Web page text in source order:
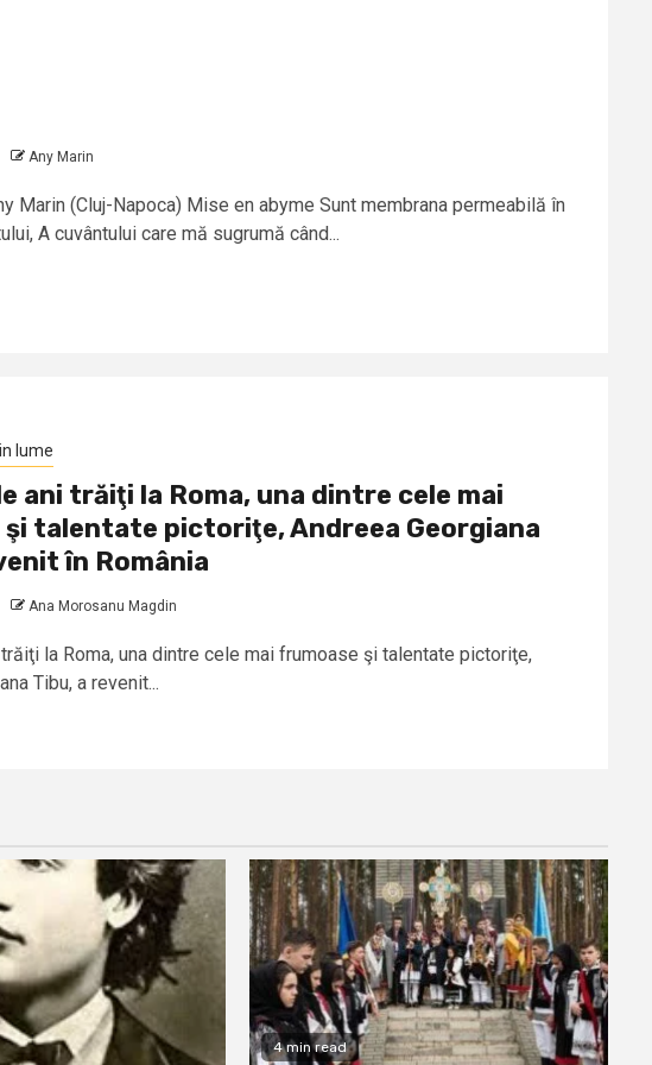
Any Marin
Marin (Cluj-Napoca) Mise en abyme Sunt membrana permeabilă în
A cuvântului care mă sugrumă când...
lume
ani trăiţi la Roma, una dintre cele mai
talentate pictoriţe, Andreea Georgiana
în România
Ana Morosanu Magdin
la Roma, una dintre cele mai frumoase şi talentate pictoriţe,
Tibu, a revenit...
4 min read